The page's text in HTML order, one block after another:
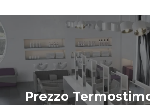
Prezzo